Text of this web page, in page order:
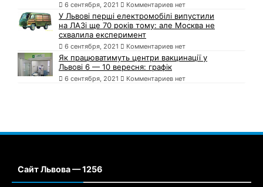
6 сентября, 2021 Комментариев нет
У Львові перші електромобілі випустили
на ЛАЗі ще 70 років тому: але Москва не
схвалила експеримент
6 сентября, 2021 Комментариев нет
Як працюватимуть центри вакцинації у
Львові 6 — 10 вересня: графік
6 сентября, 2021 Комментариев нет
Сайт Львова — 1256